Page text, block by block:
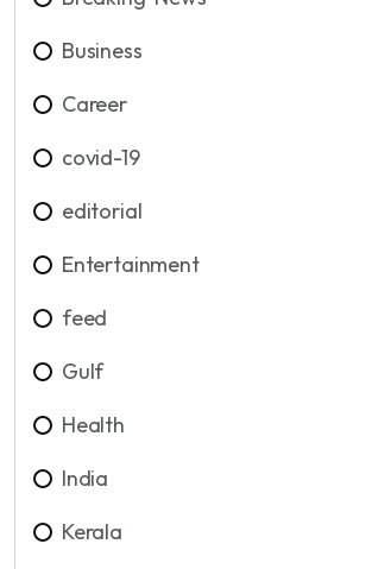
Business
Career
covid-19
editorial
Entertainment
feed
Gulf
Health
India
Kerala